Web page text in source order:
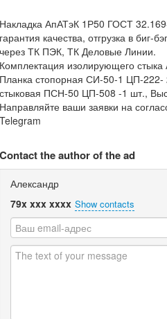
Накладка АпАТэК 1Р50 ГОСТ
гарантия качества, отгрузка в
через ТК ПЭК, ТК Деловые Линии.
Комплектация изолирующего
Планка стопорная СИ-50-1 ЦП-
стыковая ПСН-50 ЦП-508 -1 шт.,
Направляйте ваши заявки на
Telegram
Contact the author of the ad
Александр
79x xxx xxxx Show contacts